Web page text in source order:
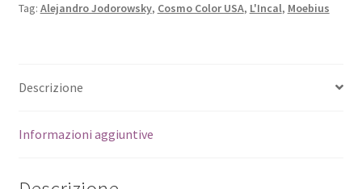
Tag: Alejandro Jodorowsky, Cosmo Color USA, L'Incal, Moebius
Descrizione
Informazioni aggiuntive